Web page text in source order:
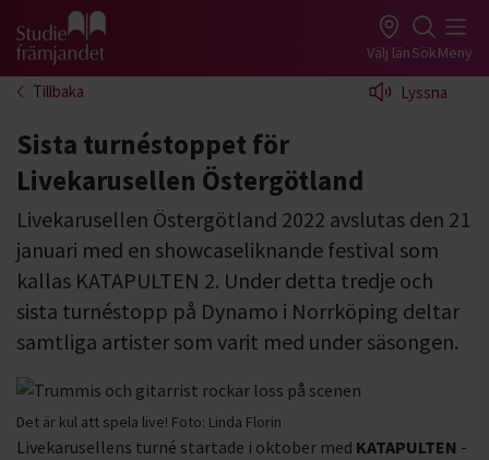
Gå till studiefrämjandets startsida Välj länSökMeny
Tillbaka Lyssna
Sista turnéstoppet för
Livekarusellen Östergötland
Livekarusellen Östergötland 2022 avslutas den 21
januari med en showcaseliknande festival som
kallas KATAPULTEN 2. Under detta tredje och
sista turnéstopp på Dynamo i Norrköping deltar
samtliga artister som varit med under säsongen.
Det är kul att spela live! Foto: Linda Florin
Livekarusellens turné startade i oktober med KATAPULTEN -